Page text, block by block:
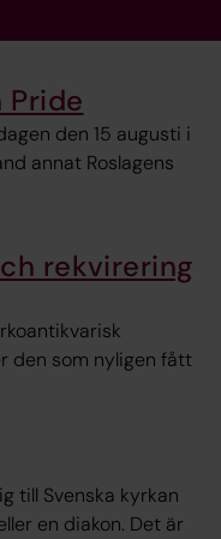
Pride
den 15 augusti i
annat Roslagens
rekvirering
den som nyligen fått
till Svenska kyrkan
en diakon. Det är